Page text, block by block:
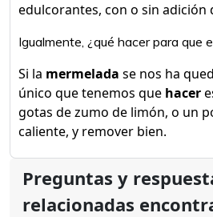
edulcorantes, con o sin adición
Igualmente, ¿qué hacer para que
Si la mermelada se nos ha
único que tenemos que hacer
gotas de zumo de limón, o un
caliente, y remover bien.
Preguntas y
relacionadas